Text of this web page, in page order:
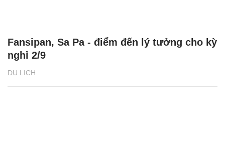
DU LỊCH
Fansipan, Sa Pa - điểm đến lý tưởng cho kỳ
nghỉ 2/9